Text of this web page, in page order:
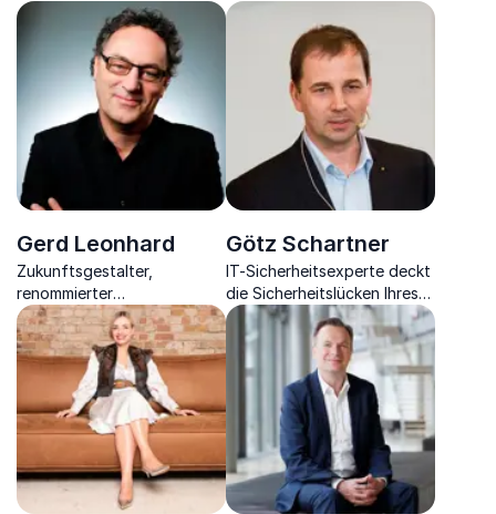
sowie gefragte Speakerin
und Moderatorin für
Digitalisierung und moderne
in die Zukunft und
Megatrends.
Gerd Leonhard
Zukunftsgestalter,
renommierter
Vortragsredner und Futurist,
inspiriert zu nachhaltigem
Wandel und
humanzentrierter
Technologie.
Götz Schartner
IT-Sicherheitsexperte deckt
die Sicherheitslücken Ihres
Unternehmens auf und zeigt
wie Sie sich in Zukunft